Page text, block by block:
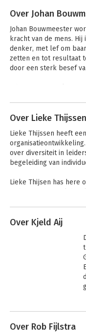
over leiderschap
Handboek
Corporate Finance
& Treasury
Bekijk alle boeken
Over Johan
Johan Bouwmeester
kracht van de mens.
denker, met lef om
zetten en tot resultaat
door een sterk besef
de gemeente Almere.
het terrein van overheid
group. Binnenlands
Topinfluencer 2011.
Titaannetwerk, een
Bouwmeester
Over Lieke Thijssen
Lieke Thijssen heeft
over diversiteit in
begeleiding van
Lieke Thijsen has here
Over Kjeld Aij
Over Rob Fijlstra